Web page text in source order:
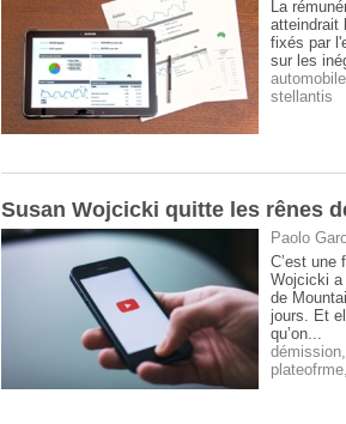
La
atteindrait
fixés par
sur les
automobile
stellantis
Susan Wojcicki quitte les rênes
Paolo
C’est une
Wojcicki a
de
jours. Et
qu’on...
démission,
plateofrme,